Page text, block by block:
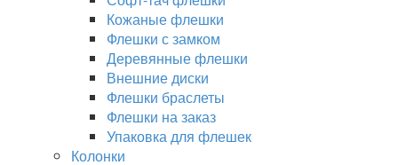
Кожаные флешки
Флешки с замком
Деревянные флешки
Внешние диски
Флешки браслеты
Флешки на заказ
Упаковка для флешек
Колонки